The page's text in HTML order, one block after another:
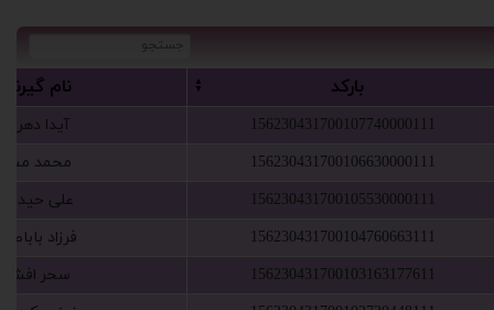
‫بارکد‬‏ ‫نام
156230431700107740000111
‫آیدا
156230431700106630000111
‫محمد
156230431700105530000111
‫علی
156230431700104760663111
‫فرزاد
156230431700103163177611
‫سحر